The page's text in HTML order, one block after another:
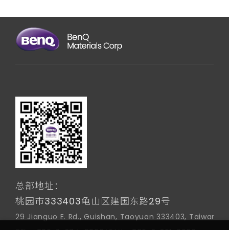
总部地址：
桃园市333403龟山区建国东路29号
29 Jianguo E. Rd., Guishan, Taoyuan 333403, Taiwan